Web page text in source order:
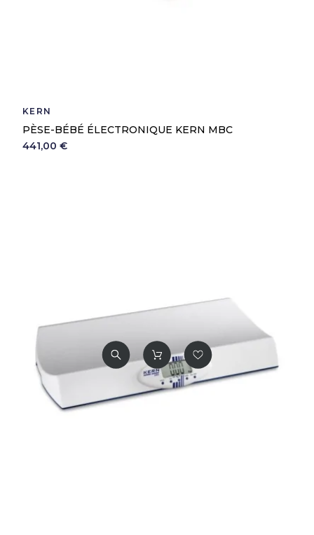
KERN
PÈSE-BÉBÉ ÉLECTRONIQUE KERN MBC
441,00 €